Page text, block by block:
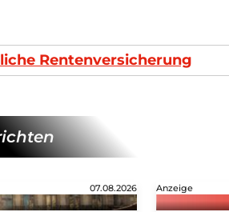
Rentenversicherung
07.08.2026 Anzeige